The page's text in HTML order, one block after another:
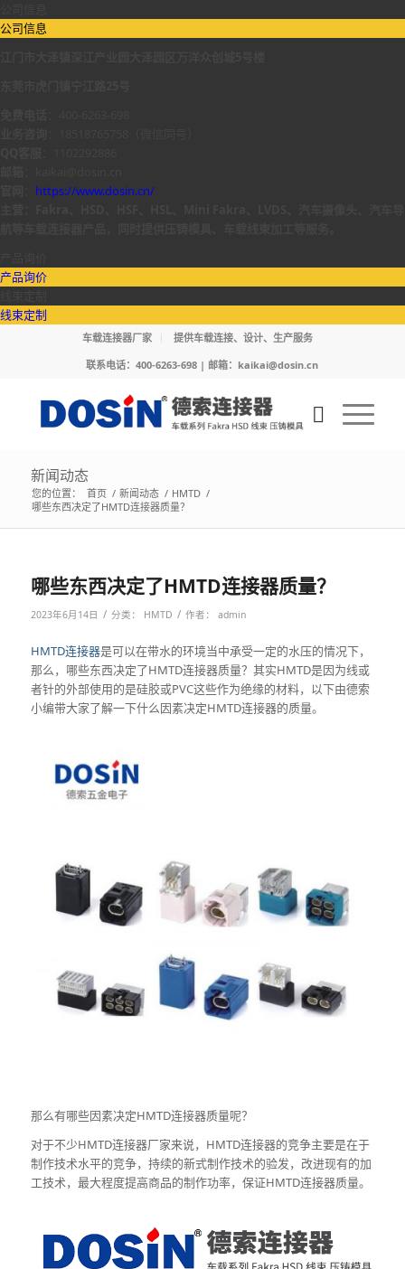
公司信息
https://www.dosin.cn/
产品询价
线束定制
车载连接器厂家
提供车载连接、设计、生产服务
联系电话：400-6263-698 | 邮箱： kaikai@dosin.cn
新闻动态
您的位置： 首页 / 新闻动态 / HMTD /
哪些东西决定了HMTD连接器质量？
哪些东西决定了HMTD连接器质量？
2023年6月14日 / 分类： HMTD / 作者： admin
HMTD连接器是可以在带水的环境当中承受一定的水压的情况下，
那么，哪些东西决定了HMTD连接器质量？其实HMTD是因为线或
者针的外部使用的是硅胶或PVC这些作为绝缘的材料，以下由德索
小编带大家了解一下什么因素决定HMTD连接器的质量。
那么有哪些因素决定HMTD连接器质量呢？
对于不少HMTD连接器厂家来说，HMTD连接器的竞争主要是在于
制作技术水平的竞争，持续的新式制作技术的验发，改进现有的加
工技术，最大程度提高商品的制作功率，保证HMTD连接器质量。